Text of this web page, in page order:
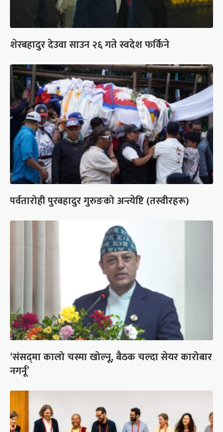
शेरबहादुर देउवा साउन २६ गते स्वदेश फर्किने
पर्वतारोही पुरबहादुर गुरुङको अन्त्येष्टि (तस्वीरहरू)
‘संसद्‍मा कालो चस्मा खोल्नू, बैठक चल्दा सेयर कारोबार
नगर्नू’